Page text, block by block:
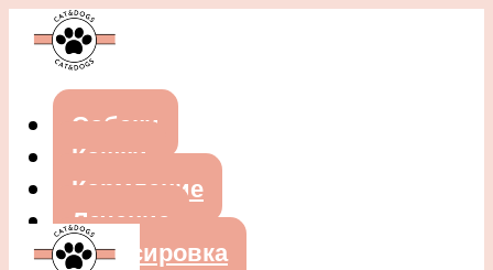
Собаки
Кошки
Кормление
Лечение
Дрессировка